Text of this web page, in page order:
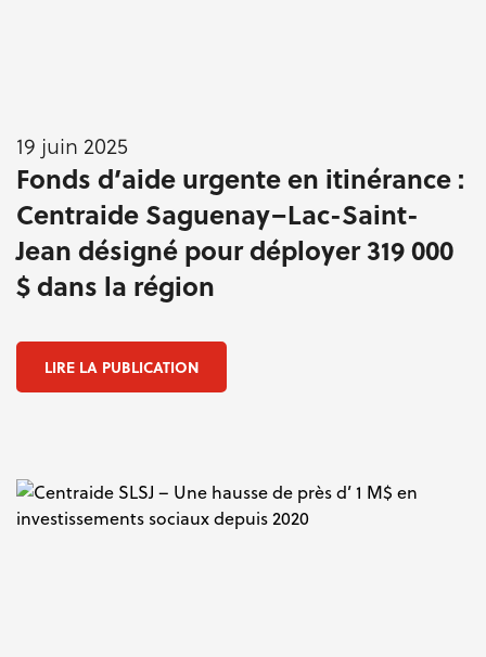
19 juin 2025
Fonds d’aide urgente en itinérance :
Centraide Saguenay–Lac-Saint-
Jean désigné pour déployer 319 000
$ dans la région
LIRE LA PUBLICATION